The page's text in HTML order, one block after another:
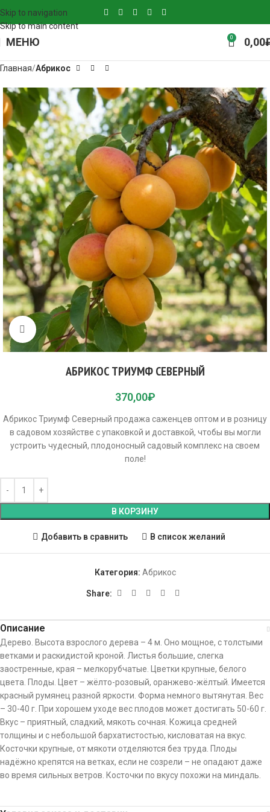
Skip to navigation
Skip to main content
МЕНЮ 0 0,00
Главная Абрикос
Click to enlarge
АБРИКОС ТРИУМФ СЕВЕРНЫЙ
370,00₽
Абрикос Триумф Северный продажа саженцев оптом и в розницу
в садовом хозяйстве с упаковкой и доставкой, чтобы вы могли
устроить чудесный, плодоносный садовый комплекс на своем
поле!
В КОРЗИНУ
Добавить в сравнить В список желаний
Категория: Абрикос
Share:
Описание
Дерево. Высота взрослого дерева – 4 м. Оно мощное, с толстыми
ветками и раскидистой кроной. Листья большие, слегка
заостренные, края – мелкорубчатые. Цветки крупные, белого
цвета. Плоды. Цвет – жёлто-розовый, оранжево-жёлтый. Имеется
красный румянец разной яркости. Форма немного вытянутая. Вес
– 30-40 г. При хорошем уходе вес плодов может достигать 50-60 г.
Вкус – приятный, сладкий, мякоть сочная. Кожица средней
толщины и с небольшой бархатистостью, кисловатая на вкус.
Косточки крупные, от мякоти отделяются без труда. Плоды
надёжно крепятся на ветках, если не созрели – не опадают даже
во время сильных ветров. Косточки по вкусу похожи на миндаль.